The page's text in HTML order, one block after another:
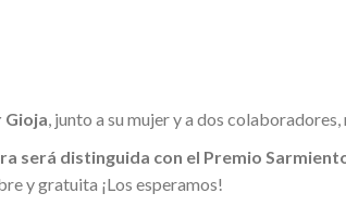
Gioja, junto a su mujer y a dos
será distinguida con el Premio
y gratuita ¡Los esperamos!